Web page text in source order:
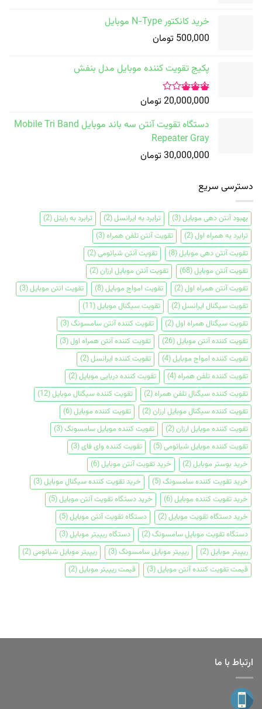
خرید کانکتور N-Type موبایل
500,000 تومان
پکیج تقویت کننده موبایل مدل بنفش
امتیاز
3.00
20,000,000 تومان
دستگاه تقویت آنتن سه باند موبایل Mobile Tri Band
Repeater Gray
30,000,000 تومان
دسترسی سریع
بهبود آنتن دهی موبایل(3) ترابرد به ایرانسل(2) ترابرد به رایتل(2)
ترابرد به همراه اول(2) تقویت آنتن تلفن همراه(3)
تقویت آنتن دهی موبایل(8) تقویت آنتن شیائومی(2)
تقویت آنتن موبایل(68) تقویت آنتن موبایل ارزان(2)
تقویت آنتن همراه اول(2) تقویت امواج موبایل(8) تقویت انتن موبایل(3)
تقویت سیگنال ایرانسل(2) تقویت سیگنال موبایل(11)
تقویت سیگنال همراه اول(2) تقویت کننده آنتن سامسونگ(3)
تقویت کننده آنتن موبایل(26) تقویت کننده آنتن همراه اول(3)
تقویت کننده امواج موبایل(4) تقویت کننده ایرانسل(2)
تقویت کننده تلفن همراه(4) تقویت کننده دریایی موبایل(2)
تقویت کننده سیگنال تلفن همراه(2) تقویت کننده سیگنال موبایل(12)
تقویت کننده سیگنال موبایل ارزان(2) تقویت کننده موبایل(6)
تقویت کننده موبایل ارزان(2) تقویت کننده موبایل سامسونگ(3)
تقویت کننده موبایل شیائومی(5) تقویت کننده وای فای(3)
خرید بوستر موبایل(2) خرید تقویت آنتن موبایل(6)
خرید تقویت کننده سامسونگ(5) خرید تقویت کننده سیگنال موبایل(3)
خرید تقویت کننده موبایل(6) خرید دستگاه تقویت آنتن موبایل(5)
خرید دستگاه تقویت موبایل(2) دستگاه تقویت آنتن موبایل(5)
دستگاه تقویت موبایل سامسونگ(2) دستگاه ریپیتر موبایل(3)
ریپیتر موبایل(2) ریپیتر موبایل سامسونگ(3) ریپیتر موبایل شیائومی(2)
قیمت تقویت کننده آنتن موبایل(3) قیمت ریپیتر موبایل(2)
ارتباط با ما